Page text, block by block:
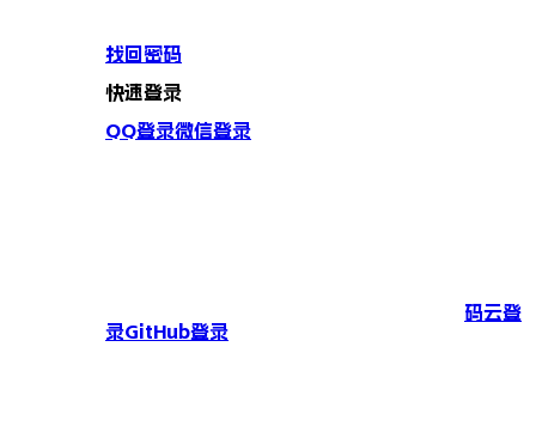
找回密码
快速登录
QQ登录微信登录
码云登
录GitHub登录